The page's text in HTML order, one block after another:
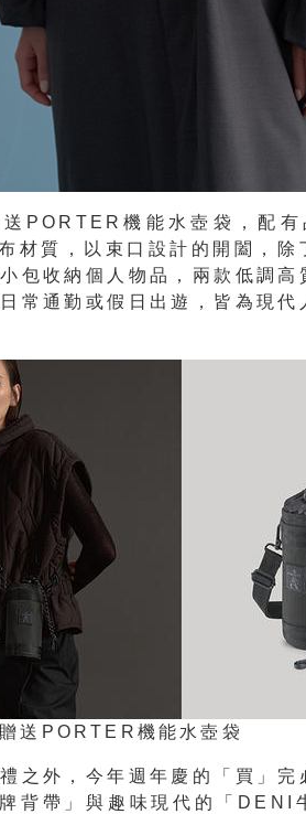
PORTER 機能水壺袋
，配
材質，以束口設計的開闔，除
包收納個人物品，兩款低調高
常通勤或假日出遊，皆為現代
送PORTER機能水壺袋
之外，今年週年慶的 「買」完
背帶」與趣味現代的 「 DENI